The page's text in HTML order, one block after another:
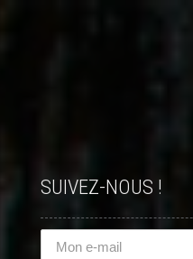
SUIVEZ-NOUS !